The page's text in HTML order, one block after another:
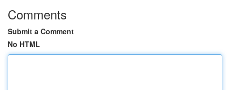
Comments
Submit a Comment
No HTML